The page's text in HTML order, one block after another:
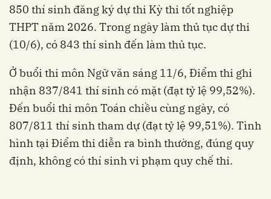
850 thí sinh đăng ký dự thi Kỳ thi tốt nghiệp
THPT năm 2026. Trong ngày làm thủ tục dự thi
(10/6), có 843 thí sinh đến làm thủ tục.
Ở buổi thi môn Ngữ văn sáng 11/6, Điểm thi ghi
nhận 837/841 thí sinh có mặt (đạt tỷ lệ 99,52%).
Đến buổi thi môn Toán chiều cùng ngày, có
807/811 thí sinh tham dự (đạt tỷ lệ 99,51%). Tình
hình tại Điểm thi diễn ra bình thường, đúng quy
định, không có thí sinh vi phạm quy chế thi.